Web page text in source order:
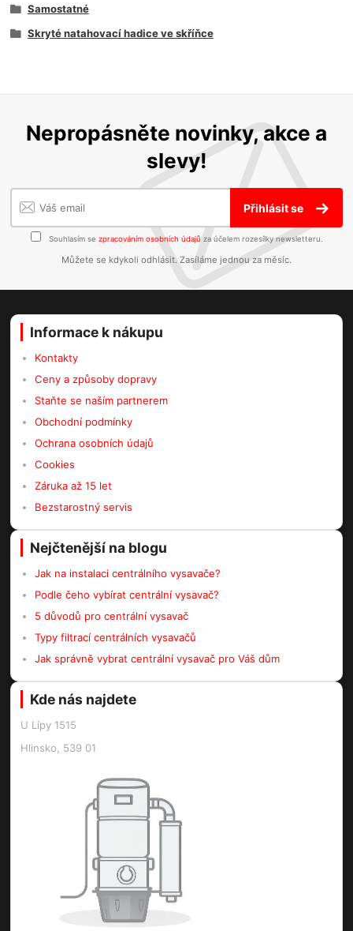
Samostatné
Skryté natahovací hadice ve skříňce
Nepropásněte novinky, akce a
slevy!
Přihlásit se
Souhlasím se zpracováním osobních údajů za účelem rozesílky newsletteru.
Můžete se kdykoli odhlásit. Zasíláme jednou za měsíc.
Informace k nákupu
Kontakty
Ceny a způsoby dopravy
Staňte se naším partnerem
Obchodní podmínky
Ochrana osobních údajů
Cookies
Záruka až 15 let
Bezstarostný servis
Nejčtenější na blogu
Jak na instalaci centrálního vysavače?
Podle čeho vybírat centrální vysavač?
5 důvodů pro centrální vysavač
Typy filtrací centrálních vysavačů
Jak správně vybrat centrální vysavač pro Váš dům
Kde nás najdete
U Lípy 1515
Hlinsko, 539 01